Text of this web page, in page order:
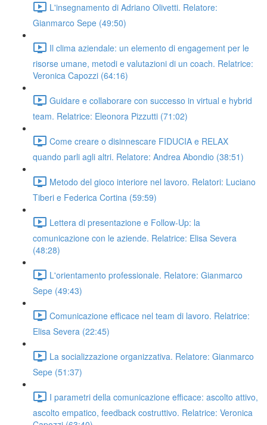
L'insegnamento di Adriano Olivetti. Relatore:
Gianmarco Sepe (49:50)
Il clima aziendale: un elemento di engagement per le
risorse umane, metodi e valutazioni di un coach. Relatrice:
Veronica Capozzi (64:16)
Guidare e collaborare con successo in virtual e hybrid
team. Relatrice: Eleonora Pizzutti (71:02)
Come creare o disinnescare FIDUCIA e RELAX
quando parli agli altri. Relatore: Andrea Abondio (38:51)
Metodo del gioco interiore nel lavoro. Relatori: Luciano
Tiberi e Federica Cortina (59:59)
Lettera di presentazione e Follow-Up: la
comunicazione con le aziende. Relatrice: Elisa Severa
(48:28)
L'orientamento professionale. Relatore: Gianmarco
Sepe (49:43)
Comunicazione efficace nel team di lavoro. Relatrice:
Elisa Severa (22:45)
La socializzazione organizzativa. Relatore: Gianmarco
Sepe (51:37)
I parametri della comunicazione efficace: ascolto attivo,
ascolto empatico, feedback costruttivo. Relatrice: Veronica